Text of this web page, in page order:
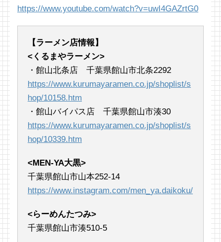
https://www.youtube.com/watch?v=uwI4GAZrtG0
【ラーメン店情報】
<くるまやラーメン>
・館山北条店 千葉県館山市北条2292
https://www.kurumayaramen.co.jp/shoplist/s
hop/10158.htm
・館山バイパス店 千葉県館山市湊30
https://www.kurumayaramen.co.jp/shoplist/s
hop/10339.htm
<MEN-YA大黒>
千葉県館山市山本252-14
https://www.instagram.com/men_ya.daikoku/
<らーめんたつみ>
千葉県館山市湊510-5